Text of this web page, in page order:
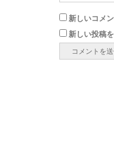
新しいコメ
新しい投稿